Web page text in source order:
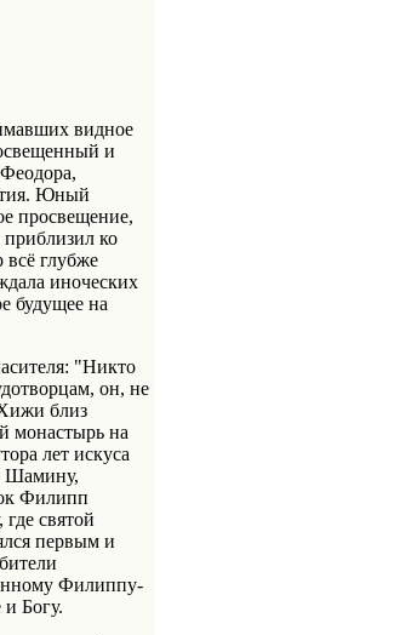
видное
и
Юный
просвещение,
ко
всё глубже
иноческих
будущее на
"Никто
он, не
близ
монастырь на
лет искуса
Шамину,
Филипп
святой
первым и
Филиппу-
Богу.